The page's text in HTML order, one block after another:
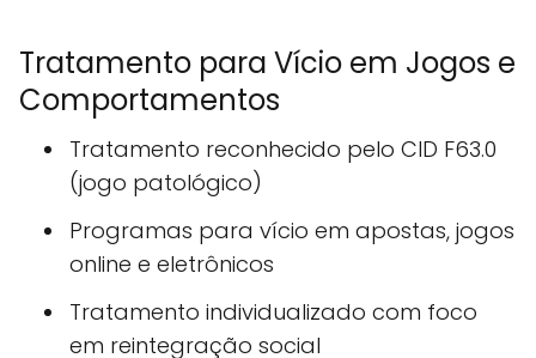
Tratamento para Vício em Jogos e
Comportamentos
Tratamento reconhecido pelo CID F63.0
(jogo patológico)
Programas para vício em apostas, jogos
online e eletrônicos
Tratamento individualizado com foco
em reintegração social